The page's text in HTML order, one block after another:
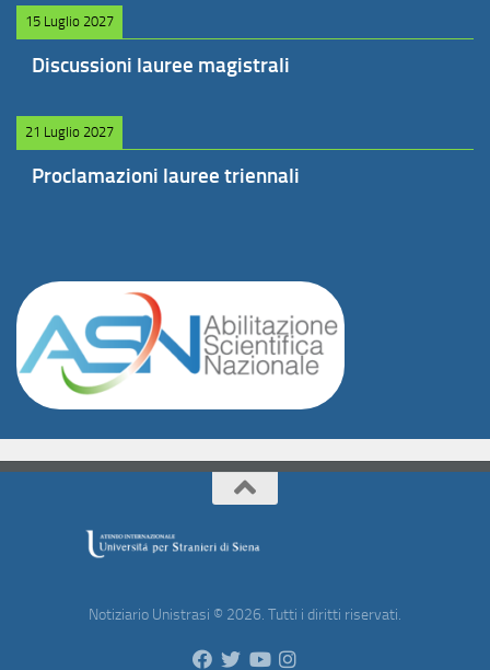
15 Luglio 2027
Discussioni lauree magistrali
21 Luglio 2027
Proclamazioni lauree triennali
Notiziario Unistrasi © 2026. Tutti i diritti riservati.